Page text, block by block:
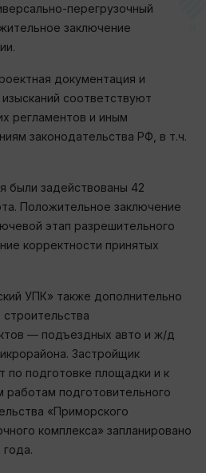
перегрузочный
заключение
документация и
соответствуют
регламентов и иным
законодательства РФ, в т.ч.
были задействованы 42
Положительное заключение
этап разрешительного
корректности принятых
УПК» также дополнительно
— подъездных авто и ж/д
Застройщик
по подготовке площадки и к
подготовительного
«Приморского
комплекса» запланировано
года.